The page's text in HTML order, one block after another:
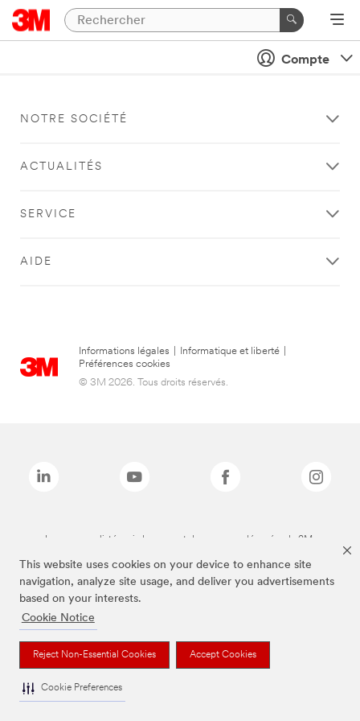
This website uses cookies on your device to enhance site
navigation, analyze site usage, and deliver you advertisements
based on your interests.
Cookie Notice
Reject Non-Essential Cookies Accept Cookies
Cookie Preferences
Compte
NOTRE SOCIÉTÉ
ACTUALITÉS
SERVICE
AIDE
Informations légales Informatique et liberté
Préférences cookies
© 3M 2026. Tous droits réservés.
Les marques listées ci-dessus sont des marques déposées de 3M.